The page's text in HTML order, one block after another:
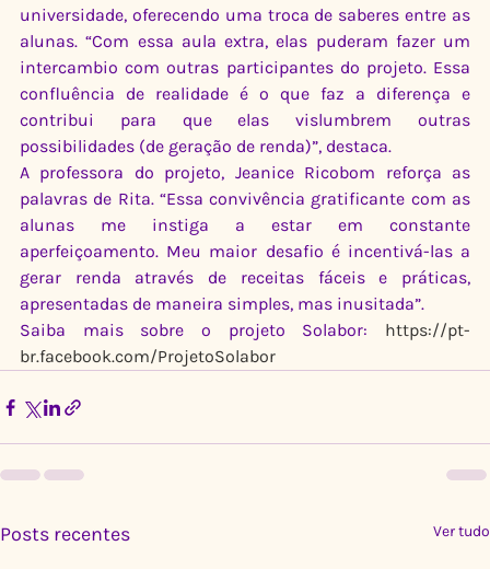
universidade, oferecendo uma troca de saberes entre as
alunas. “Com essa aula extra, elas puderam fazer um
intercambio com outras participantes do projeto. Essa
confluência de realidade é o que faz a diferença e
contribui para que elas vislumbrem outras
possibilidades (de geração de renda)”, destaca.
A professora do projeto, Jeanice Ricobom reforça as
palavras de Rita. “Essa convivência gratificante com as
alunas me instiga a estar em constante
aperfeiçoamento. Meu maior desafio é incentivá-las a
gerar renda através de receitas fáceis e práticas,
apresentadas de maneira simples, mas inusitada”.
Saiba mais sobre o projeto Solabor: https://pt-
br.facebook.com/ProjetoSolabor
Posts recentes Ver tudo